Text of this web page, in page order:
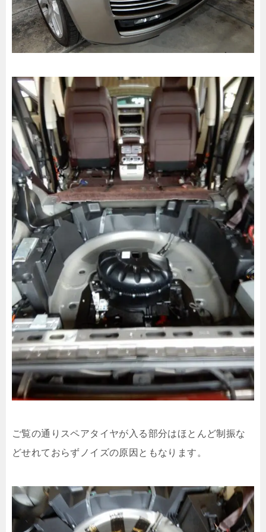
ご覧の通りスペアタイヤが入る部分はほとんど制振な
どせれておらずノイズの原因ともなります。